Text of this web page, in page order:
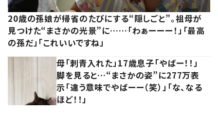
20歳の孫娘が帰省のたびにする“隠しごと”。祖母が
見つけた“まさかの光景”に……「わぁーーー！」「最高
の孫だ」「これいいですね」
母「刺青入れた」17歳息子「やばー！！」
脚を見ると…“まさかの姿”に277万表
示「違う意味でやばーー（笑）」「な、なる
ほど！！」